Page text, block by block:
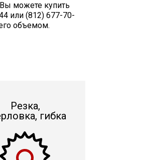
можете купить
или (812) 677-70-
объемом.
Резка,
гибка